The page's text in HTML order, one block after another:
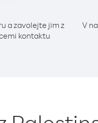
a zavolejte jim z
kontaktu
V